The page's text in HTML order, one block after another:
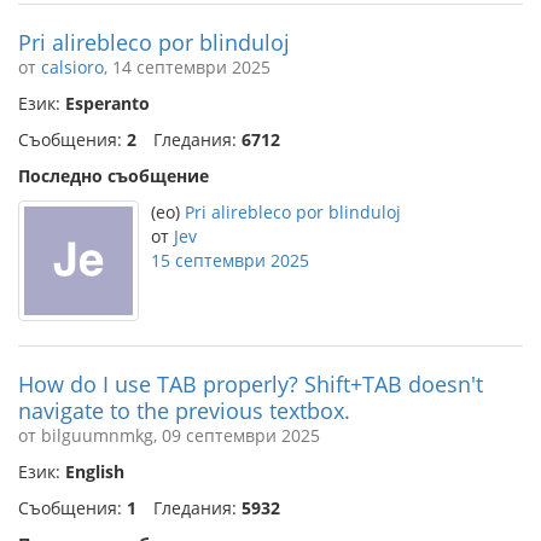
Pri alirebleco por blinduloj
от calsioro, 14 септември 2025
Език: Esperanto
Съобщения: 2 Гледания: 6712
Последно съобщение
(eo) Pri alirebleco por blinduloj
от Jev
15 септември 2025
How do I use TAB properly? Shift+TAB doesn't
navigate to the previous textbox.
от bilguumnmkg, 09 септември 2025
Език: English
Съобщения: 1 Гледания: 5932